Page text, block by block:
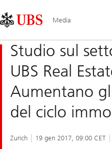
Links
Area
Media
Studio sul
UBS Real
Aumentano
del ciclo
Zurich 19 gen 2017, 09:00 CET